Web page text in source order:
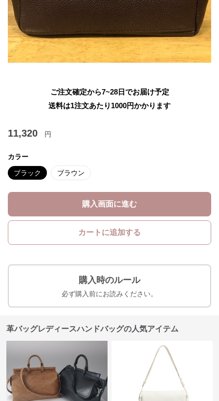
ご注文確定から7~28日でお届け予定
送料は1注文あたり 1000円かかります
11,320 円
カラー
ブラック ブラウン
購入画面に進む
カートに追加する
購入時のルール
必ず購入前にお読みください。
革バッグレディースハンドバッグの人気アイテム